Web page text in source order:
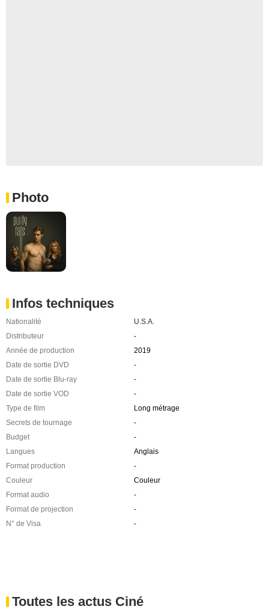
Photo
Infos techniques
Nationalité
U.S.A.
Distributeur
-
Année de production
2019
Date de sortie DVD
-
Date de sortie Blu-ray
-
Date de sortie VOD
-
Type de film
Long métrage
Secrets de tournage
-
Budget
-
Langues
Anglais
Format production
-
Couleur
Couleur
Format audio
-
Format de projection
-
N° de Visa
-
Toutes les actus Ciné